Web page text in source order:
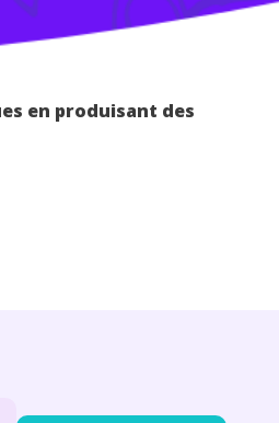
en produisant des